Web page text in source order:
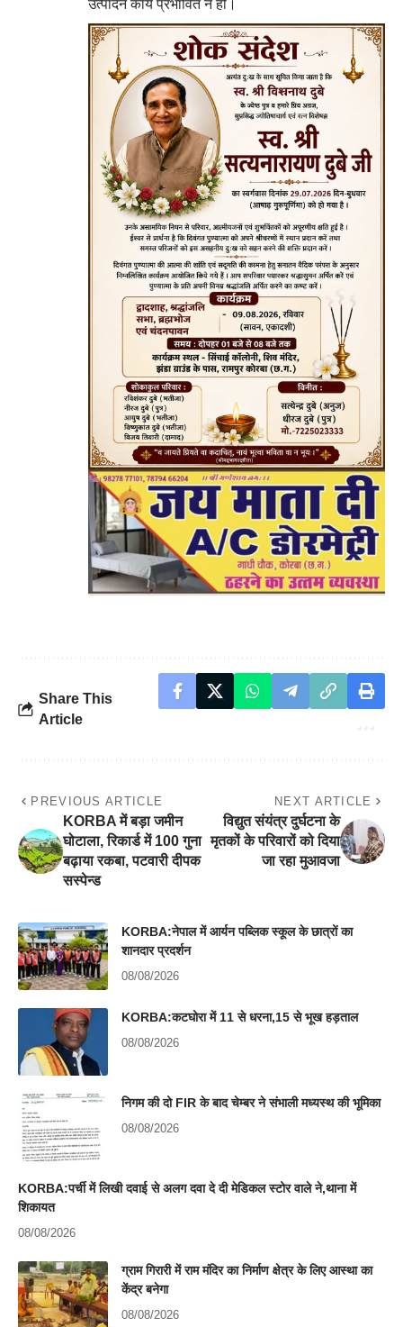
उत्पादन कार्य प्रभावित न हो।
Share This
Article
PREVIOUS ARTICLE
KORBA में बड़ा जमीन
घोटाला, रिकार्ड में 100 गुना
बढ़ाया रकबा, पटवारी दीपक
सस्पेन्ड
NEXT ARTICLE
विद्युत संयंत्र दुर्घटना के
मृतकों के परिवारों को दिया
जा रहा मुआवजा
KORBA:नेपाल में आर्यन पब्लिक स्कूल के छात्रों का
शानदार प्रदर्शन
08/08/2026
KORBA:कटघोरा में 11 से धरना,15 से भूख हड़ताल
08/08/2026
निगम की दो FIR के बाद चेम्बर ने संभाली मध्यस्थ की भूमिका
08/08/2026
KORBA:पर्ची में लिखी दवाई से अलग दवा दे दी मेडिकल स्टोर वाले ने,थाना में
शिकायत
08/08/2026
ग्राम गिरारी में राम मंदिर का निर्माण क्षेत्र के लिए आस्था का
केंद्र बनेगा
08/08/2026